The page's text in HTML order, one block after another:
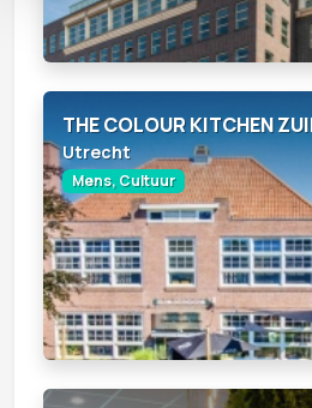
THE COLOUR KITCHEN
Utrecht
Mens, Cultuur